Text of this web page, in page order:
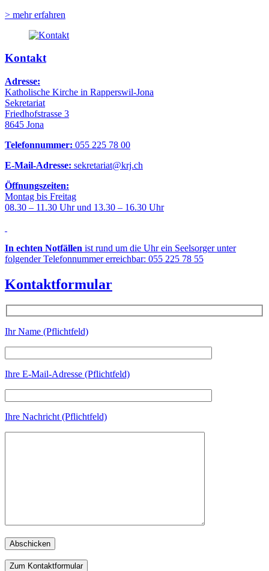
> mehr erfahren
Kontakt
Adresse:
Katholische Kirche in Rapperswil-Jona
Sekretariat
Friedhofstrasse 3
8645 Jona
Telefonnummer: 055 225 78 00
E-Mail-Adresse: sekretariat@krj.ch
Öffnungszeiten:
Montag bis Freitag
08.30 – 11.30 Uhr und 13.30 – 16.30 Uhr
In echten Notfällen ist rund um die Uhr ein Seelsorger unter
folgender Telefonnummer erreichbar: 055 225 78 55
Kontaktformular
Ihr Name (Pflichtfeld)
Ihre E-Mail-Adresse (Pflichtfeld)
Ihre Nachricht (Pflichtfeld)
Zum Kontaktformular